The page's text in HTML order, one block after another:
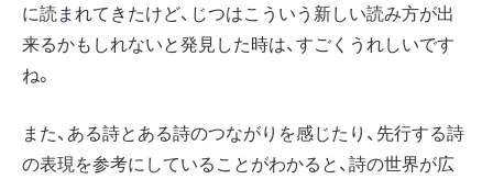
に読まれてきたけど、じつはこういう新しい読み方が出
来るかもしれないと発見した時は、すごくうれしいです
ね。
また、ある詩とある詩のつながりを感じたり、先行する詩
の表現を参考にしていることがわかると、詩の世界が広